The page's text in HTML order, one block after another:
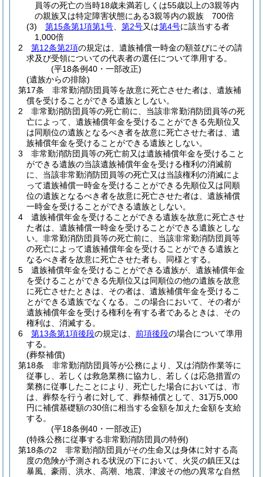
員等の死亡の当時18歳未満若しくは55歳以上の3親等内
の親族又は特定障害状態にある3親等内の親族 700倍
(3)
第15条第1項第1号 第2号又は第4号に該当する者
1,000倍
2
第12条第2項の規定は、遺族補償一時金の額並びにその請
求及び受領についての代表者の選任について準用する。
(平18条例40・一部改正)
(遺族からの排除)
第17条
非常勤消防団員等を故意に死亡させた者は、遺族補
償を受けることができる遺族としない。
2
非常勤消防団員等の死亡前に、当該非常勤消防団員等の死
亡によって、遺族補償年金を受けることができる先順位又
は同順位の遺族となるべき者を故意に死亡させた者は、遺
族補償年金を受けることができる遺族としない。
3
非常勤消防団員等の死亡前又は遺族補償年金を受けること
ができる遺族の当該遺族補償年金を受ける権利の消滅前
に、当該非常勤消防団員等の死亡又は当該権利の消滅によ
って遺族補償一時金を受けることができる先順位又は同順
位の遺族となるべき者を故意に死亡させた者は、遺族補償
一時金を受けることができる遺族としない。
4
遺族補償年金を受けることができる遺族を故意に死亡させ
た者は、遺族補償一時金を受けることができる遺族としな
い。 非常勤消防団員等の死亡前に、当該非常勤消防団員等
の死亡によって遺族補償年金を受けることができる遺族と
なるべき者を故意に死亡させた者も、同様とする。
5
遺族補償年金を受けることができる遺族が、遺族補償年金
を受けることができる先順位又は同順位の他の遺族を故意
に死亡させたときは、その者は、遺族補償年金を受けるこ
とができる遺族でなくなる。
この場合において、その者が
遺族補償年金を受ける権利を有する者であるときは、その
権利は、消滅する。
6
第13条第1項後段の規定は、 前項後段の場合について準用
する。
(葬祭補償)
第18条
非常勤消防団員等が公務により、又は消防作業等に
従事し、若しくは救急業務に協力し、若しくは応急措置の
業務に従事したことにより、死亡した場合においては、市
は、葬祭を行う者に対して、葬祭補償として、31万5,000
円に補償基礎額の30倍に相当する金額を加えた金額を支給
する。
(平18条例40・一部改正)
(特殊公務に従事する非常勤消防団員の特例)
第18条の2
非常勤消防団員がその生命又は身体に対する高
度の危険が予測される状況の下において、火災の鎮圧又は
暴風、豪雨、洪水、高潮、地震、津波その他の異常な自然